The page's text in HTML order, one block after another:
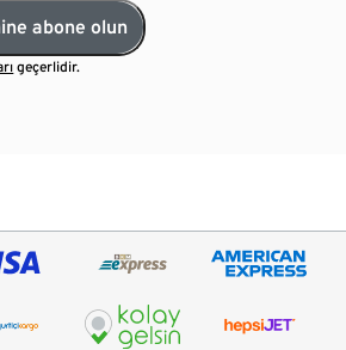
abone olun
geçerlidir.